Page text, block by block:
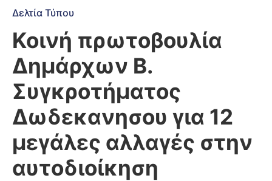
Δελτία Τύπου
Κοινή πρωτοβουλία
Δημάρχων Β.
Συγκροτήματος
Δωδεκανησου για 12
μεγάλες αλλαγές στην
αυτοδιοίκηση